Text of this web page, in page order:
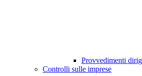
Provvedimenti
Controlli sulle imprese